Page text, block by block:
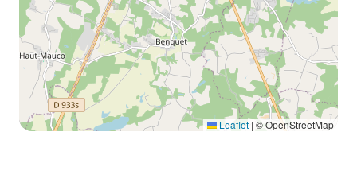
Leaflet | © OpenStreetMap